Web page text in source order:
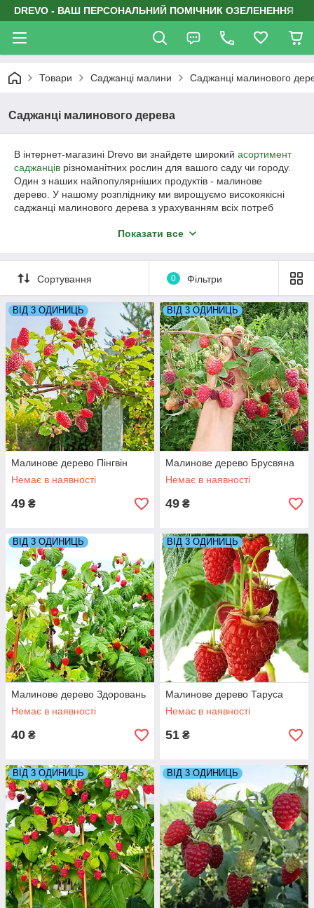
DREVO - ВАШ ПЕРСОНАЛЬНИЙ ПОМІЧНИК ОЗЕЛЕНЕННЯ
Товари Саджанці малини Саджанці малинового
Саджанці малинового дерева
В інтернет-магазині Drevo ви знайдете широкий асортимент
саджанців різноманітних рослин для вашого саду чи городу.
Один з наших найпопулярніших продуктів - малинове
дерево. У нашому розпліднику ми вирощуємо високоякісні
саджанці малинового дерева з урахуванням всіх потреб
саджанці від перевірених закордонних та українських
Показати все
Сортування 0 Фільтри
ВІД 3 ОДИНИЦЬ
Малинове дерево Пінгвін
Немає в наявності
49 ₴
ВІД 3 ОДИНИЦЬ
Малинове дерево Брусвяна
Немає в наявності
49 ₴
ВІД 3 ОДИНИЦЬ
Малинове дерево Здоровань
Немає в наявності
40 ₴
ВІД 3 ОДИНИЦЬ
Малинове дерево Таруса
Немає в наявності
51 ₴
ВІД 3 ОДИНИЦЬ ВІД 3 ОДИНИЦЬ